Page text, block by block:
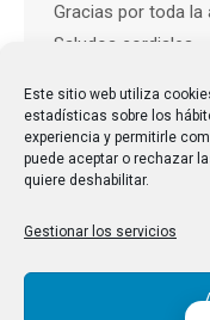
Este sitio web utiliza
estadísticas sobre los
experiencia y permitirle
puede aceptar o rechazar
quiere deshabilitar.
Gestionar los servicios
Gracias por toda la
Saludos cordiales.